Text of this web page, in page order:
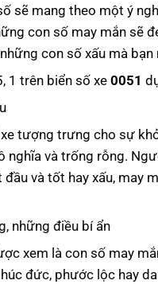
sẽ mang theo một ý
con số may mắn sẽ
con số xấu mà
1 trên biển số xe 0051
tượng trưng cho sự
và trống rỗng.
và tốt hay xấu, may
những điều bí ẩn
xem là con số may
đức, phước lộc hay